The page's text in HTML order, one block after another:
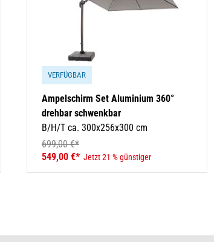
VERFÜGBAR
Ampelschirm Set Aluminium 360°
drehbar schwenkbar
B/H/T ca. 300x256x300 cm
699,00 €*
549,00 €* Jetzt 21 % günstiger